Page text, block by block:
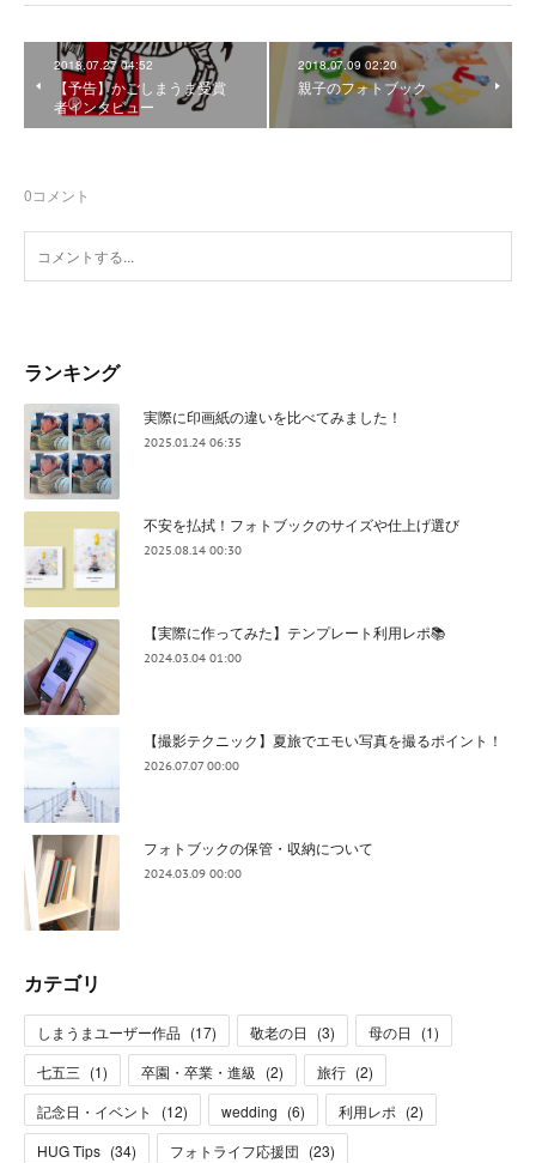
2018.07.27 04:52
【予告】かごしまうま受賞
者インタビュー
2018.07.09 02:20
親子のフォトブック
0コメント
ランキング
実際に印画紙の違いを比べてみました！
2025.01.24 06:35
不安を払拭！フォトブックのサイズや仕上げ選び
2025.08.14 00:30
【実際に作ってみた】テンプレート利用レポ📚
2024.03.04 01:00
【撮影テクニック】夏旅でエモい写真を撮るポイント！
2026.07.07 00:00
フォトブックの保管・収納について
2024.03.09 00:00
カテゴリ
しまうまユーザー作品 (17) 敬老の日 (3) 母の日 (1)
七五三 (1) 卒園・卒業・進級 (2) 旅行 (2)
記念日・イベント
(12) wedding (6) 利用レポ (2)
HUG Tips (34) フォトライフ応援団 (23)